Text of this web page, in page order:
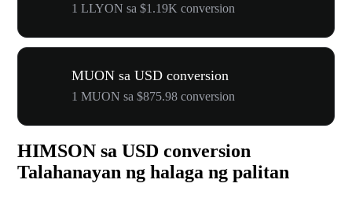
1 LLYON sa $1.19K conversion
MUON sa USD conversion
1 MUON sa $875.98 conversion
HIMSON sa USD conversion
Talahanayan ng halaga ng palitan